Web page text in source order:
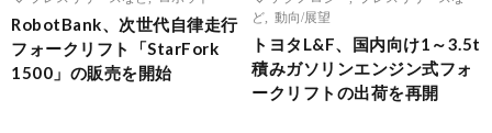
RobotBank、次世代自律走行
フォークリフト「StarFork
1500」の販売を開始
ど
動向/展望
トヨタL&F、国内向け1～3.5t
積みガソリンエンジン式フォ
ークリフトの出荷を再開